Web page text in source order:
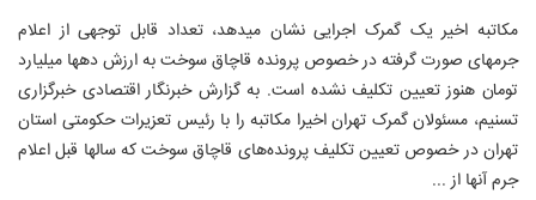
مکاتبه اخیر یک گمرک اجرایی نشان میدهد، تعداد قابل توجهی از اعلام
جرمهای صورت گرفته در خصوص پرونده قاچاق سوخت به ارزش دهها میلیارد
تومان هنوز تعیین تکلیف نشده است. به گزارش خبرنگار اقتصادی خبرگزاری
تسنیم، مسئولان گمرک تهران اخیرا مکاتبه را با رئیس تعزیرات حکومتی استان
تهران در خصوص تعیین تکلیف پرونده‌های قاچاق سوخت که سالها قبل اعلام
جرم آنها از ...